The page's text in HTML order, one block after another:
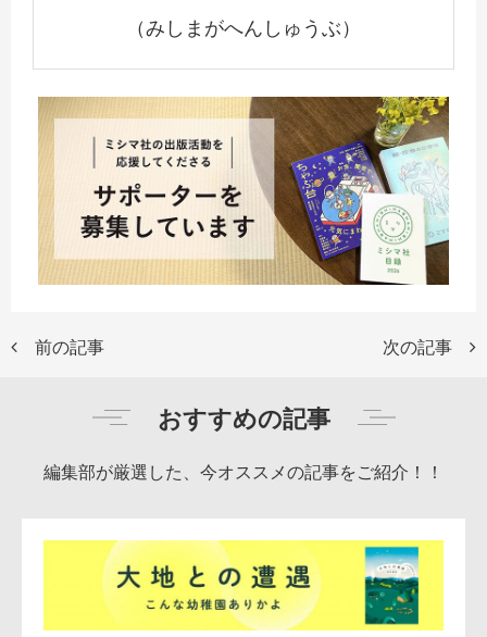
（みしまがへんしゅうぶ）
前の記事 次の記事
おすすめの記事
編集部が厳選した、今オススメの記事をご紹介！！